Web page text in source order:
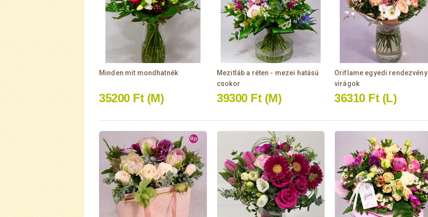
Minden mit mondhatnék
35200 Ft (M)
Mezitláb a réten - mezei hatású
csokor
39300 Ft (M)
Oriflame egyedi rendezvény
virágok
36310 Ft (L)